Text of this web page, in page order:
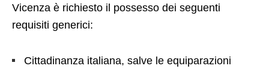
Vicenza è richiesto il possesso dei seguenti
requisiti generici:
Cittadinanza italiana, salve le equiparazioni